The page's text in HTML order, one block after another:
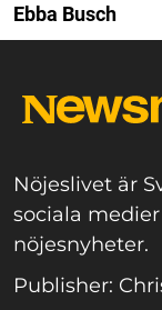
Ebba Busch
Nöjeslivet är
sociala
nöjesnyheter.
Publisher: